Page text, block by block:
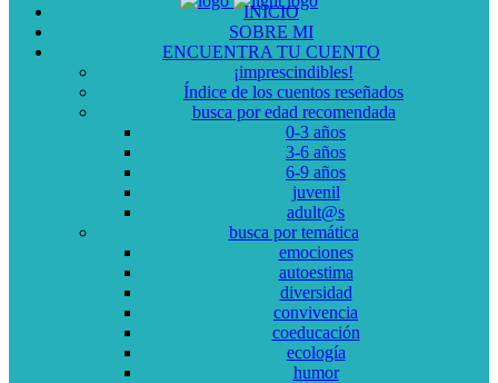
INICIO
SOBRE MI
ENCUENTRA TU CUENTO
¡imprescindibles!
Índice de los cuentos reseñados
busca por edad recomendada
0-3 años
3-6 años
6-9 años
juvenil
adult@s
busca por temática
emociones
autoestima
diversidad
convivencia
coeducación
ecología
humor